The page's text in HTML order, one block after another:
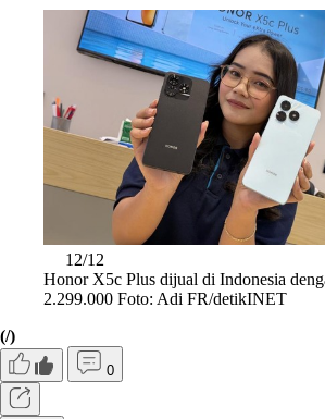
12/12
Honor X5c Plus dijual di Indonesia
2.299.000 Foto: Adi FR/detikINET
(/)
0